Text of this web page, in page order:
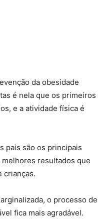
da obesidade
é nela que os primeiros
e a atividade física é
pais são os principais
resultados que
crianças.
o processo de
fica mais agradável.